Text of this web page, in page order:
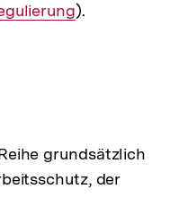
).
grundsätzlich
der